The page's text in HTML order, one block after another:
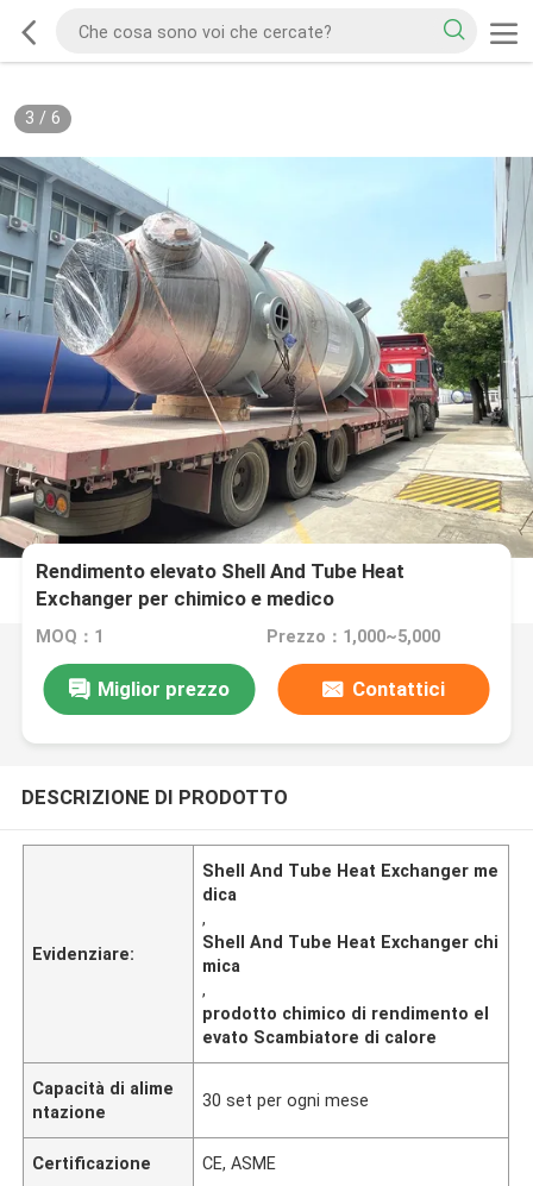
3 / 6
Rendimento elevato Shell And Tube Heat
Exchanger per chimico e medico
MOQ：1 Prezzo：1,000~5,000
Miglior prezzo Contattici
DESCRIZIONE DI PRODOTTO
Evidenziare:
Shell And Tube Heat Exchanger me
dica
,
Shell And Tube Heat Exchanger chi
mica
,
prodotto chimico di rendimento el
evato Scambiatore di calore
Capacità di alime
ntazione
30 set per ogni mese
Certificazione CE, ASME